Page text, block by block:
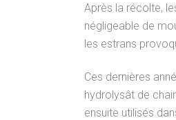
Après la récolte,
négligeable de
les estrans
Ces dernières
hydrolysât de
ensuite utilisés